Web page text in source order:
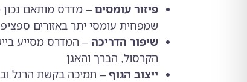
פיזור עומסים – מדרס מותאם
שמפחית עומסי יתר באזורים
שיפור הדריכה – המדרס מסייע
הקרסול, הברך והאגן
ייצוב הגוף – תמיכה בקשת הרגל